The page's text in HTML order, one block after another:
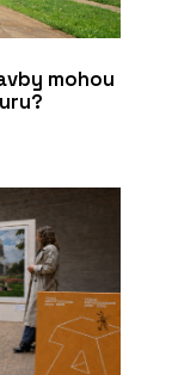
mohou